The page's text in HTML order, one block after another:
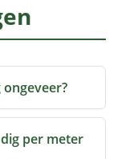
per meter